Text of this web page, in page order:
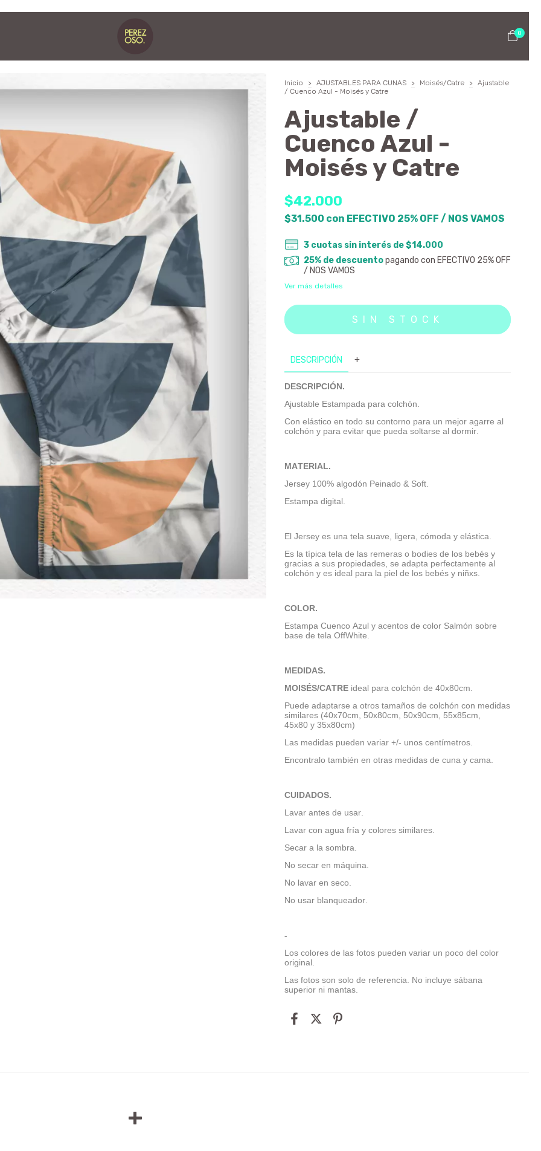
0
Inicio > AJUSTABLES PARA CUNAS > Moisés/Catre >
Ajustable
/ Cuenco Azul - Moisés y Catre
Ajustable /
Cuenco Azul -
Moisés y Catre
$42.000
$31.500 con EFECTIVO 25% OFF / NOS VAMOS
3 cuotas sin interés de$14.000
25% de descuentopagando con EFECTIVO 25% OFF
/ NOS VAMOS
Ver más detalles
DESCRIPCIÓN +
DESCRIPCIÓN.
Ajustable Estampada para colchón.
Con elástico en todo su contorno para un mejor agarre al
colchón y para evitar que pueda soltarse al dormir.
MATERIAL.
Jersey 100% algodón Peinado & Soft.
Estampa digital.
El Jersey es una tela suave, ligera, cómoda y elástica.
Es la típica tela de las remeras o bodies de los bebés y
gracias a sus propiedades, se adapta perfectamente al
colchón y es ideal para la piel de los bebés y niñxs.
COLOR.
Estampa Cuenco Azul y acentos de color Salmón sobre
base de telaOffWhite
MEDIDAS.
MOISÉS/CATRE ideal para colchón de 40x80cm.
Puede adaptarse a otros tamaños de colchón con medidas
similares (40x70cm, 50x80cm, 50x90cm, 55x85cm,
45x80 y 35x80cm)
Las medidas pueden variar +/- unos centímetros.
Encontralo también en otras medidas de cuna y cama.
CUIDADOS.
Lavar antes de usar.
Lavar con agua fría y colores similares.
Secar a la sombra.
No secar en máquina.
No lavar en seco.
No usar blanqueador.
-
Los colores de las fotos pueden variar un poco del color
original.
Las fotos son solo de referencia. No incluye sábana
superior ni mantas.
+